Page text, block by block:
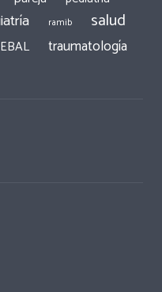
ramib salud
traumatología